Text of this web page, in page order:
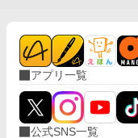
アプリ一覧
公式SNS一覧